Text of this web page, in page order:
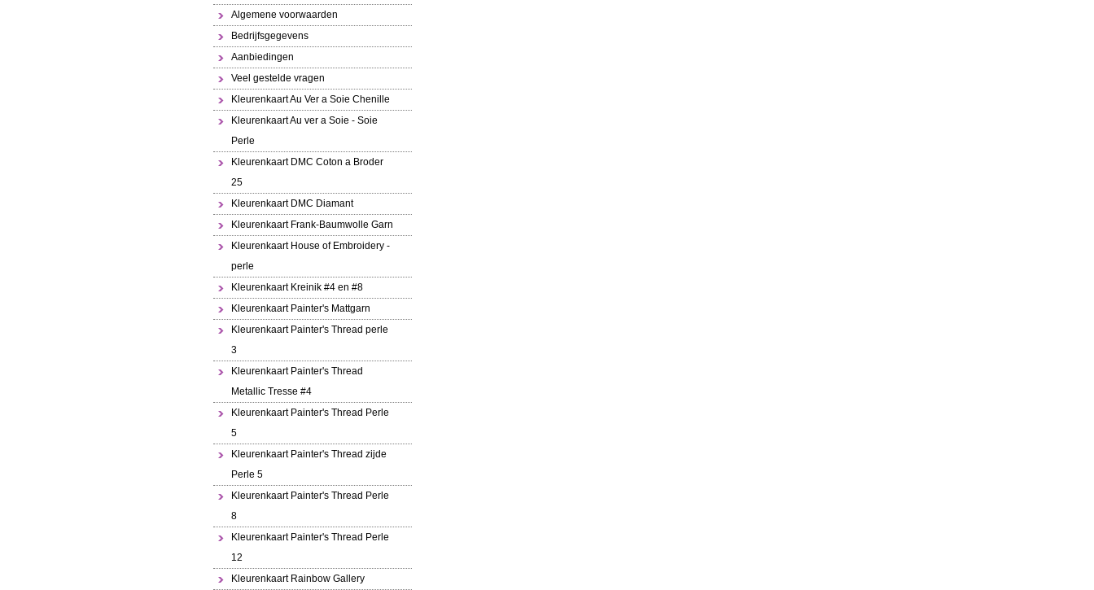
Algemene voorwaarden
Bedrijfsgegevens
Aanbiedingen
Veel gestelde vragen
Kleurenkaart Au Ver a Soie Chenille
Kleurenkaart Au ver a Soie - Soie
Perle
Kleurenkaart DMC Coton a Broder
25
Kleurenkaart DMC Diamant
Kleurenkaart Frank-Baumwolle Garn
Kleurenkaart House of Embroidery -
perle
Kleurenkaart Kreinik #4 en #8
Kleurenkaart Painter's Mattgarn
Kleurenkaart Painter's Thread perle
3
Kleurenkaart Painter's Thread
Metallic Tresse #4
Kleurenkaart Painter's Thread Perle
5
Kleurenkaart Painter's Thread zijde
Perle 5
Kleurenkaart Painter's Thread Perle
8
Kleurenkaart Painter's Thread Perle
12
Kleurenkaart Rainbow Gallery